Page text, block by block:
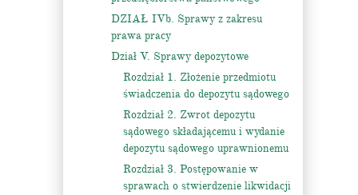
DZIAŁ IVb. Sprawy z zakresu
prawa pracy
Dział V. Sprawy depozytowe
Rozdział 1. Złożenie przedmiotu
świadczenia do depozytu sądowego
Rozdział 2. Zwrot depozytu
sądowego składającemu i wydanie
depozytu sądowego uprawnionemu
Rozdział 3. Postępowanie w
sprawach o stwierdzenie likwidacji